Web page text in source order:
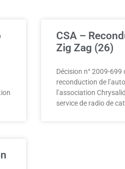
CSA –
Zig Zag (26)
Décision n° 2009-
reconduction de
l’association
service de radio de